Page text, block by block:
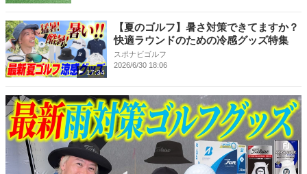
17:34
【夏のゴルフ】暑さ対策できてますか？
快適ラウンドのための冷感グッズ特集
スポナビゴルフ
2026/6/30 18:06